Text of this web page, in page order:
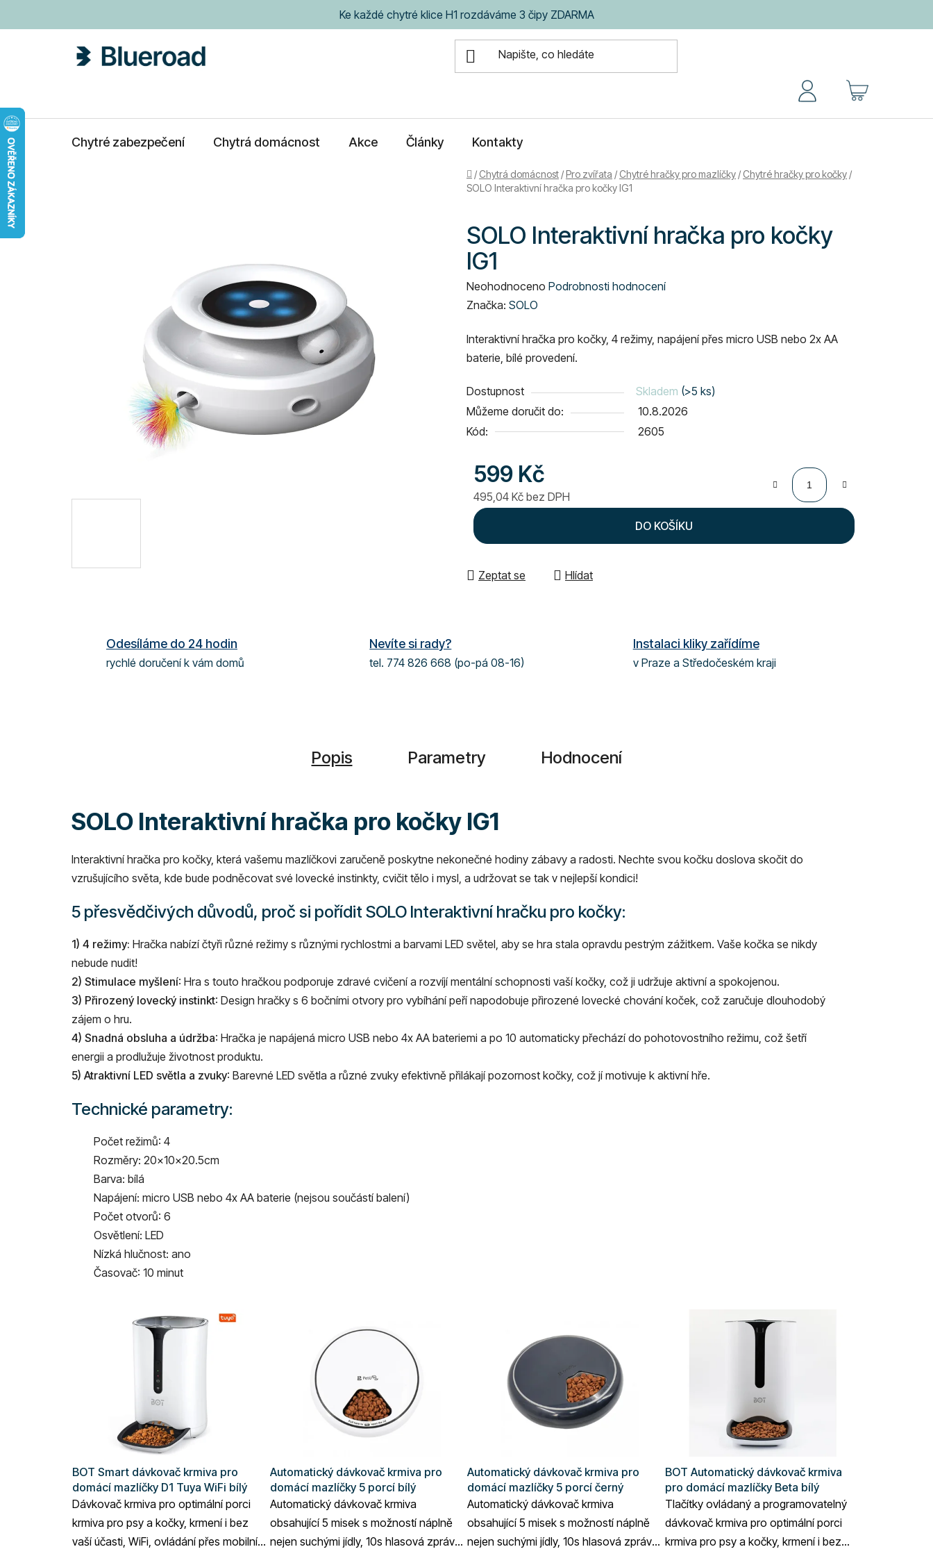
Ke každé chytré klice H1 rozdáváme 3 čipy ZDARMA
NÁKUPNÍ
Chytré zabezpečení Chytrá domácnost Akce Články Kontakty
Domů
/ Chytrá domácnost /Pro zvířata / Chytré hračky pro mazlíčky / Chytré hračky pro kočky /
SOLO Interaktivní hračka pro kočky IG1
SOLO Interaktivní hračka pro kočky
IG1
Průměrné
hodnocení
je
0,0
5
hvězdiček.
Neohodnoceno Podrobnosti hodnocení
Značka: SOLO
Interaktivní hračka pro kočky, 4 režimy, napájení přes micro USB nebo 2x AA
baterie, bílé provedení.
Dostupnost Skladem (>5 ks)
Můžeme doručit do:
10.8.2026
Kód:
2605
599 Kč
495,04 Kč bez DPH
Měrná cena:
DO KOŠÍKU
Zeptat se Hlídat
Odesíláme do 24 hodin
rychlé doručení k vám domů
Nevíte si rady?
tel. 774 826 668 (po-pá 08-16)
Instalaci kliky zařídíme
v Praze a Středočeském kraji
Popis Parametry Hodnocení
SOLO Interaktivní hračka pro kočky IG1
Interaktivní hračka pro kočky, která vašemu mazlíčkovi zaručeně poskytne nekonečné hodiny zábavy a radosti. Nechte svou kočku doslova skočit do
vzrušujícího světa, kde bude podněcovat své lovecké instinkty, cvičit tělo i mysl, a udržovat se tak v nejlepší kondici!
5 přesvědčivých důvodů, proč si pořídit SOLO Interaktivní hračku pro kočky:
1) 4 režimy: Hračka nabízí čtyři různé režimy s různými rychlostmi a barvami LED světel, aby se hra stala opravdu pestrým zážitkem. Vaše kočka se nikdy
nebude nudit!
2) Stimulace myšlení: Hra s touto hračkou podporuje zdravé cvičení a rozvíjí mentální schopnosti vaší kočky, což ji udržuje aktivní a spokojenou.
3) Přirozený lovecký instinkt: Design hračky s 6 bočními otvory pro vybíhání peří napodobuje přirozené lovecké chování koček, což zaručuje dlouhodobý
zájem o hru.
4) Snadná obsluha a údržba: Hračka je napájená micro USB nebo 4x AA bateriemi a po 10 automaticky přechází do pohotovostního režimu, což šetří
energii a prodlužuje životnost produktu.
5) Atraktivní LED světla a zvuky: Barevné LED světla a různé zvuky efektivně přilákají pozornost kočky, což jí motivuje k aktivní hře.
Technické parametry:
Počet režimů: 4
Rozměry: 20×10×20.5cm
Barva: bílá
Napájení: micro USB nebo 4x AA baterie (nejsou součástí balení)
Počet otvorů: 6
Osvětlení: LED
Nízká hlučnost: ano
Časovač: 10 minut
BOT Smart dávkovač krmiva pro
domácí mazlíčky D1 Tuya WiFi bílý
Dávkovač krmiva pro optimální porci
krmiva pro psy a kočky, krmení i bez
vaší účasti, WiFi, ovládání přes mobilní
Automatický dávkovač krmiva pro
domácí mazlíčky 5 porcí bílý
Automatický dávkovač krmiva
obsahující 5 misek s možností náplně
nejen suchými jídly, 10s hlasová zpráva,
Automatický dávkovač krmiva pro
domácí mazlíčky 5 porcí černý
Automatický dávkovač krmiva
obsahující 5 misek s možností náplně
nejen suchými jídly, 10s hlasová zpráva,
BOT Automatický dávkovač krmiva
pro domácí mazlíčky Beta bílý
Tlačítky ovládaný a programovatelný
dávkovač krmiva pro optimální porci
krmiva pro psy a kočky, krmení i bez